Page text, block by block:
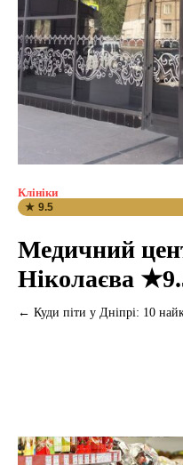
Клініки
★ 9.5
Медичний
Ніколаєва